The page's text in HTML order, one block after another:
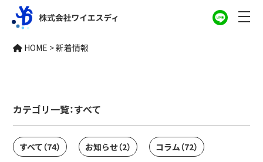
新着情報
HOME >新着情報
カテゴリ一覧：すべて
すべて（74） お知らせ（2） コラム（72）